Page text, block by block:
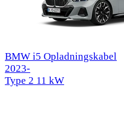
BMW i5 Opladningskabel
2023-
Type 2 11 kW